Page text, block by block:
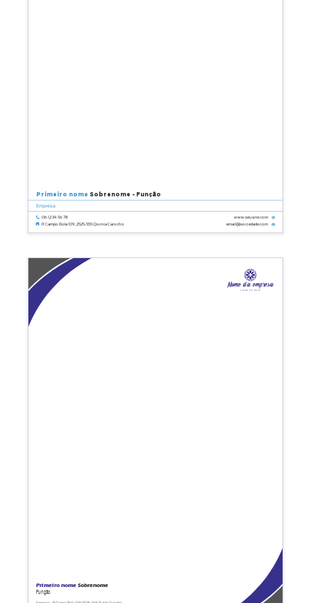
R Campo Bola 109, 2525-555 Quinta Carocho
www.seusite.com
email@sociedade.com
06 12 34 56 78
Empresa
Primeiro nome Sobrenome - Função
Função
Primeiro nome Sobrenome
Nome da empresa
Linha de base